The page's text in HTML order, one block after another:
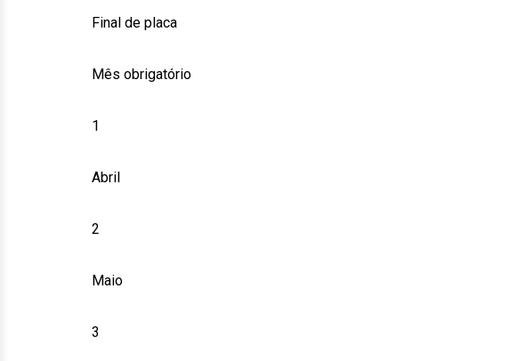
Final de placa
Mês obrigatório
1
Abril
2
Maio
3